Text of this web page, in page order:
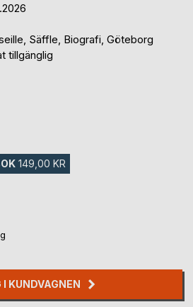
Säffle, Biografi, Göteborg
tillgänglig
149,00 KR
I KUNDVAGNEN